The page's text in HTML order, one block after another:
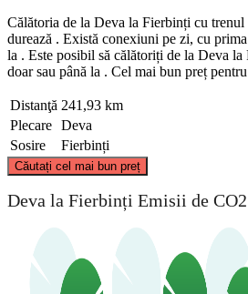
Călătoria de la Deva la Fierbinți cu trenul
durează . Există conexiuni pe zi, cu
la . Este posibil să călătoriți de la Deva
doar sau până la . Cel mai bun preț
Distanţă 241,93 km
Plecare Deva
Sosire
Fierbinți
Căutați cel mai bun preț
Deva la Fierbinți Emisii de